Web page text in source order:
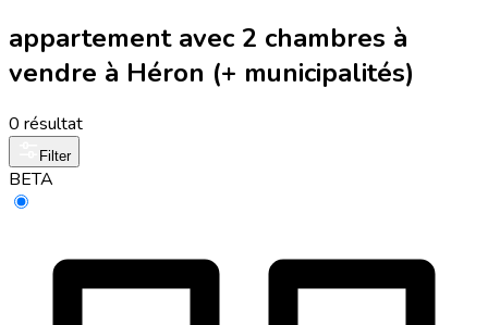
appartement avec 2 chambres à
vendre à Héron (+ municipalités)
0 résultat
Filter
BETA